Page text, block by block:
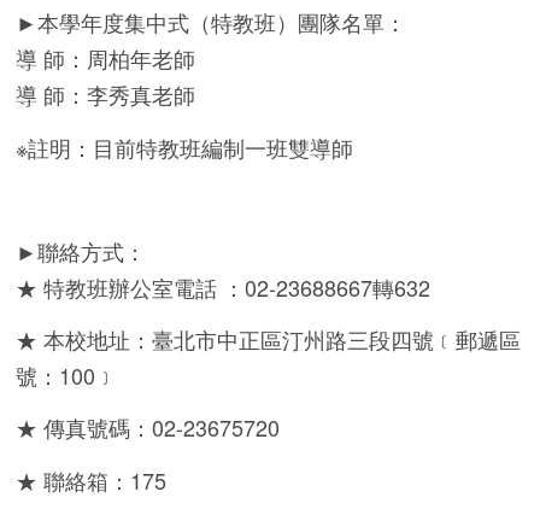
►本學年度集中式（特教班）團隊名單：
導 師：周柏年老師
導 師：李秀真老師
※註明：目前特教班編制一班雙導師
►聯絡方式：
★ 特教班辦公室電話 ：02-23688667轉632
★ 本校地址：臺北市中正區汀州路三段四號﹝郵遞區
號：100﹞
★ 傳真號碼：02-23675720
★ 聯絡箱：175